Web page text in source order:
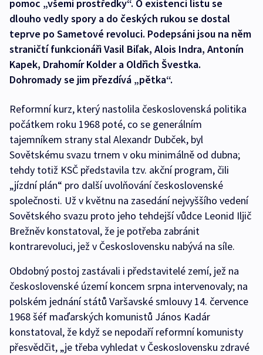
pomoc „všemi prostředky“. O existenci listu se
dlouho vedly spory a do českých rukou se dostal
teprve po Sametové revoluci. Podepsáni jsou na něm
straničtí funkcionáři Vasil Biľak, Alois Indra, Antonín
Kapek, Drahomír Kolder a Oldřich Švestka.
Dohromady se jim přezdívá „pětka“.
Reformní kurz, který nastolila československá politika
počátkem roku 1968 poté, co se generálním
tajemníkem strany stal Alexandr Dubček, byl
Sovětskému svazu trnem v oku minimálně od dubna;
tehdy totiž KSČ představila tzv. akční program, čili
„jízdní plán“ pro další uvolňování československé
společnosti. Už v květnu na zasedání nejvyššího vedení
Sovětského svazu proto jeho tehdejší vůdce Leonid Iljič
Brežněv konstatoval, že je potřeba zabránit
kontrarevoluci, jež v Československu nabývá na síle.
Obdobný postoj zastávali i představitelé zemí, jež na
československé území koncem srpna intervenovaly; na
polském jednání států Varšavské smlouvy 14. července
1968 šéf maďarských komunistů János Kadár
konstatoval, že když se nepodaří reformní komunisty
přesvědčit, „je třeba vyhledat v Československu zdravé